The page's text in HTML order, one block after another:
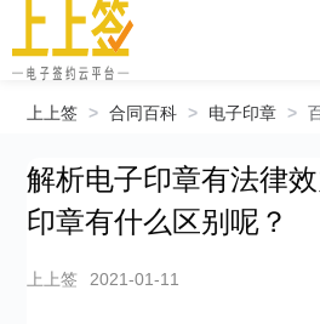
上上签 > 合同百科 > 电子印章 >
解析电子印章有法律
印章有什么区别呢？
上上签 2021-01-11